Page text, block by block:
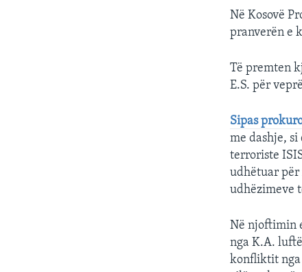
Në Kosovë
pranverën e
Të premten
E.S. për
Sipas
me dashje,
terroriste
udhëtuar për
udhëzimeve
Në njoftimin
nga K.A.
konfliktit nga